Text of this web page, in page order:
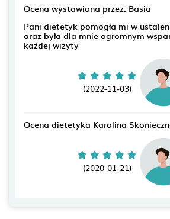
Ocena wystawiona przez: Basia
Pani dietetyk pomogła mi w
oraz była dla mnie ogromnym
każdej wizyty
(2022-11-03)
Ocena dietetyka Karolina
(2020-01-21)